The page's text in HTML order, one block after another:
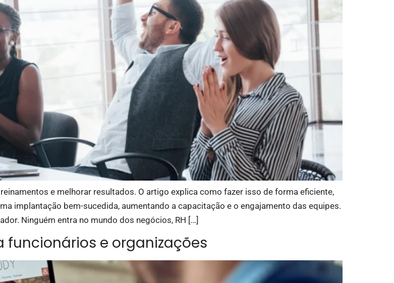
e melhorar resultados. O artigo explica como fazer isso de forma eficiente,
implantação bem-sucedida, aumentando a capacitação e o engajamento das equipes.
Ninguém entra no mundo dos negócios, RH […]
funcionários e organizações